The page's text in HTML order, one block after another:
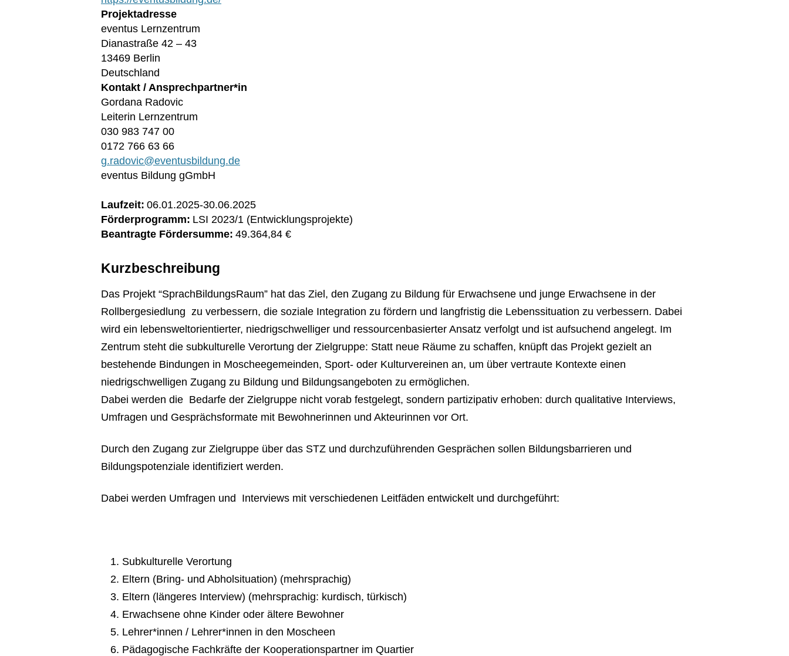
Projektadresse
eventus Lernzentrum
Dianastraße 42 – 43
13469 Berlin
Deutschland
Kontakt / Ansprechpartner*in
Gordana Radovic
Leiterin Lernzentrum
030 983 747 00
0172 766 63 66
g.radovic@eventusbildung.de
eventus Bildung gGmbH
Laufzeit: 06.01.2025-30.06.2025
Förderprogramm: LSI 2023/1 (Entwicklungsprojekte)
Beantragte Fördersumme: 49.364,84 €
Kurzbeschreibung
Das Projekt “SprachBildungsRaum” hat das Ziel, den Zugang zu Bildung für Erwachsene und junge Erwachsene in der
Rollbergesiedlung zu verbessern, die soziale Integration zu fördern und langfristig die Lebenssituation zu verbessern. Dabei
wird ein lebensweltorientierter, niedrigschwelliger und ressourcenbasierter Ansatz verfolgt und ist aufsuchend angelegt. Im
Zentrum steht die subkulturelle Verortung der Zielgruppe: Statt neue Räume zu schaffen, knüpft das Projekt gezielt an
bestehende Bindungen in Moscheegemeinden, Sport- oder Kulturvereinen an, um über vertraute Kontexte einen
niedrigschwelligen Zugang zu Bildung und Bildungsangeboten zu ermöglichen.
Dabei werden die Bedarfe der Zielgruppe nicht vorab festgelegt, sondern partizipativ erhoben: durch qualitative Interviews,
Umfragen und Gesprächsformate mit Bewohnerinnen und Akteurinnen vor Ort.
Durch den Zugang zur Zielgruppe über das STZ und durchzuführenden Gesprächen sollen Bildungsbarrieren und
Bildungspotenziale identifiziert werden.
Dabei werden Umfragen und Interviews mit verschiedenen Leitfäden entwickelt und durchgeführt:
Subkulturelle Verortung
Eltern (Bring- und Abholsituation) (mehrsprachig)
Eltern (längeres Interview) (mehrsprachig: kurdisch, türkisch)
Erwachsene ohne Kinder oder ältere Bewohner
Lehrer*innen / Lehrer*innen in den Moscheen
Pädagogische Fachkräfte der Kooperationspartner im Quartier